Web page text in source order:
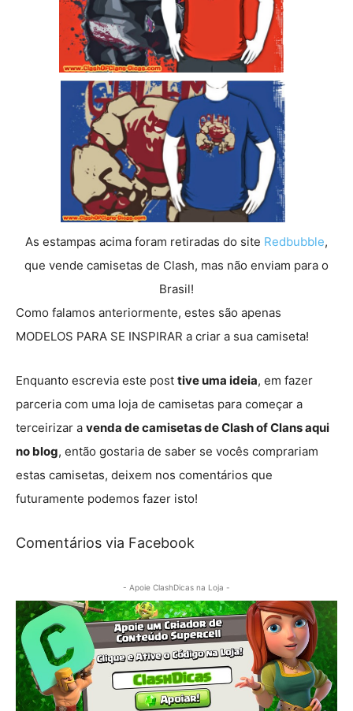
As estampas acima foram retiradas do site Redbubble,
que vende camisetas de Clash, mas não enviam para o
Brasil!
Como falamos anteriormente, estes são apenas
MODELOS PARA SE INSPIRAR a criar a sua camiseta!
Enquanto escrevia este post tive uma ideia, em fazer
parceria com uma loja de camisetas para começar a
terceirizar a venda de camisetas de Clash of Clans aqui
no blog, então gostaria de saber se vocês comprariam
estas camisetas, deixem nos comentários que
futuramente podemos fazer isto!
Comentários via Facebook
- Apoie ClashDicas na Loja -